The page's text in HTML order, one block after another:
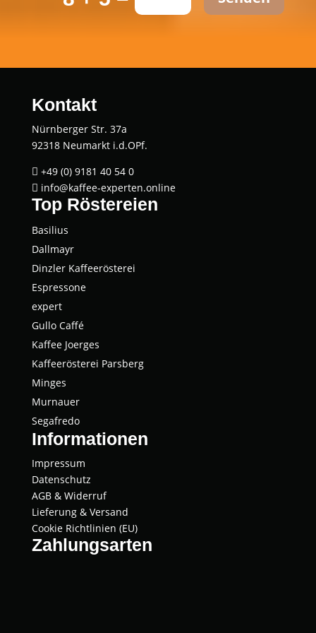
Kontakt
Nürnberger Str. 37a
92318 Neumarkt i.d.OPf.
 +49 (0) 9181 40 54 0
 info@kaffee-experten.online
Top Röstereien
Basi­li­us
Dall­mayr
Dinz­ler Kaffeerösterei
Espres­so­ne
expert
Gul­lo Caffé
Kaffee Joer­ges
Kaf­fee­rös­te­rei Parsberg
Min­ges
Mur­nau­er
Segaf­re­do
Informationen
Impressum
Datenschutz
AGB & Widerruf
Lieferung & Versand
Cookie Richtlinien (EU)
Zahlungsarten